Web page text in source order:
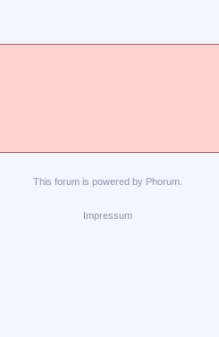
This forumis powered by Phorum.
Impressum